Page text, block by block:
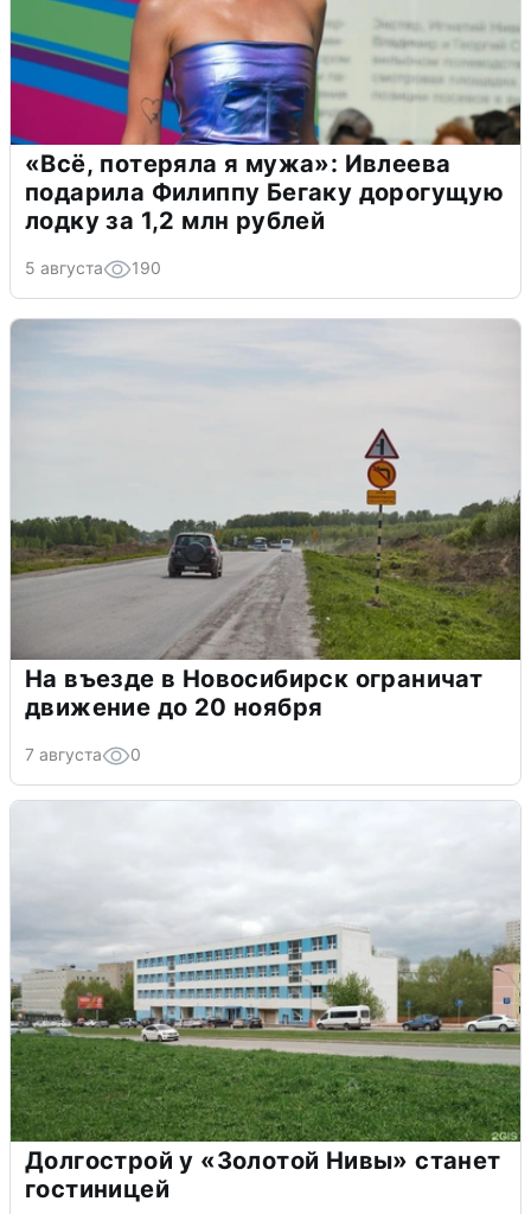
«Всё, потеряла я мужа»: Ивлеева
подарила Филиппу Бегаку дорогущую
лодку за 1,2 млн рублей
5 августа 190
На въезде в Новосибирск ограничат
движение до 20 ноября
7 августа 0
Долгострой у «Золотой Нивы» станет
гостиницей